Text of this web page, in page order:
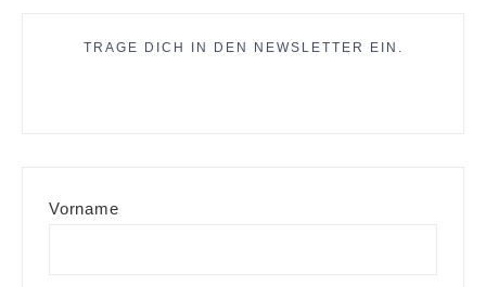
TRAGE DICH IN DEN NEWSLETTER EIN.
Vorname